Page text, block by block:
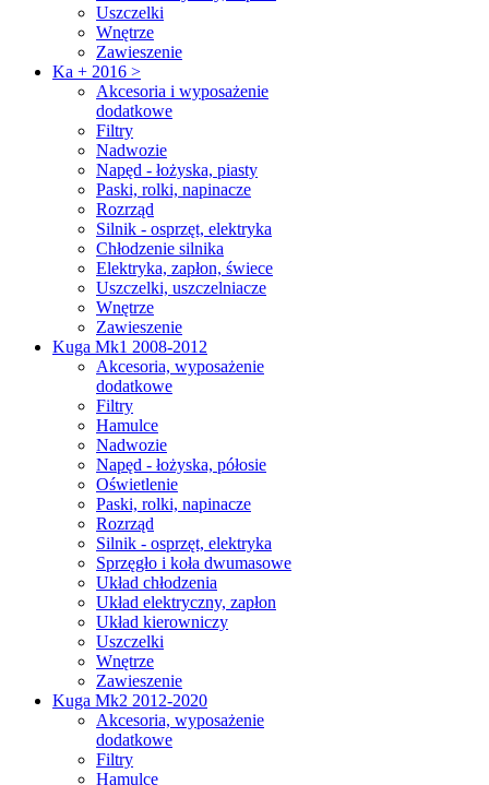
Uszczelki
Wnętrze
Zawieszenie
Ka + 2016 >
Akcesoria i wyposażenie
dodatkowe
Filtry
Nadwozie
Napęd - łożyska, piasty
Paski, rolki, napinacze
Rozrząd
Silnik - osprzęt, elektryka
Chłodzenie silnika
Elektryka, zapłon, świece
Uszczelki, uszczelniacze
Wnętrze
Zawieszenie
Kuga Mk1 2008-2012
Akcesoria, wyposażenie
dodatkowe
Filtry
Hamulce
Nadwozie
Napęd - łożyska, półosie
Oświetlenie
Paski, rolki, napinacze
Rozrząd
Silnik - osprzęt, elektryka
Sprzęgło i koła dwumasowe
Układ chłodzenia
Układ elektryczny, zapłon
Układ kierowniczy
Uszczelki
Wnętrze
Zawieszenie
Kuga Mk2 2012-2020
Akcesoria, wyposażenie
dodatkowe
Filtry
Hamulce